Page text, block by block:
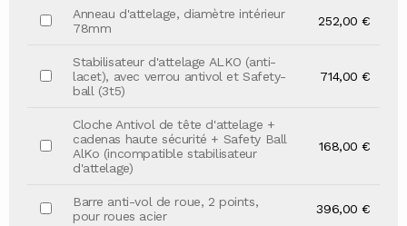
Anneau d'attelage, diamètre intérieur
78mm
252,00 €
Stabilisateur d'attelage ALKO (anti-
lacet), avec verrou antivol et Safety-
ball (3t5)
714,00 €
Cloche Antivol de tête d'attelage +
cadenas haute sécurité + Safety Ball
AlKo (incompatible stabilisateur
d'attelage)
168,00 €
Barre anti-vol de roue, 2 points,
pour roues acier
396,00 €